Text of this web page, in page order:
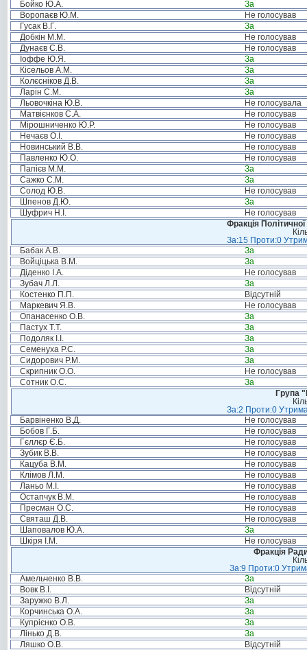
Бойко Ю.А.
За
Воропаєв Ю.М.
Не голосував
Гусак В.Г.
За
Добкін М.М.
Не голосував
Дунаєв С.В.
Не голосував
Іоффе Ю.Я.
За
Кісельов А.М.
За
Колєсніков Д.В.
За
Ларін С.М.
За
Льовочкіна Ю.В.
Не голосувала
Матвієнков С.А.
Не голосував
Мірошниченко Ю.Р.
Не голосував
Нечаєв О.І.
Не голосував
Новинський В.В.
Не голосував
Павленко Ю.О.
Не голосував
Папієв М.М.
За
Сажко С.М.
За
Солод Ю.В.
Не голосував
Шпенов Д.Ю.
За
Шуфрич Н.І.
Не голосував
Фракція
За:15 Проти:0
Бабак А.В.
За
Войціцька В.М.
За
Діденко І.А.
Не голосував
Зубач Л.Л.
За
Костенко П.П.
Відсутній
Маркевич Я.В.
Не голосував
Опанасенко О.В.
За
Пастух Т.Т.
За
Подоляк І.І.
За
Семенуха Р.С.
За
Сидорович Р.М.
За
Скрипник О.О.
Не голосував
Сотник О.С.
За
Група
За:2 Проти:0
Барвіненко В.Д.
Не голосував
Бобов Г.Б.
Не голосував
Гєллєр Є.Б.
Не голосував
Зубик В.В.
Не голосував
Кацуба В.М.
Не голосував
Клімов Л.М.
Не голосував
Ланьо М.І.
Не голосував
Остапчук В.М.
Не голосував
Пресман О.С.
Не голосував
Святаш Д.В.
Не голосував
Шаповалов Ю.А.
За
Шкіря І.М.
Не голосував
Фракція
За:9 Проти:0
Амельченко В.В.
За
Вовк В.І.
Відсутній
Заружко В.Л.
За
Корчинська О.А.
За
Купрієнко О.В.
За
Лінько Д.В.
За
Ляшко О.В.
Відсутній